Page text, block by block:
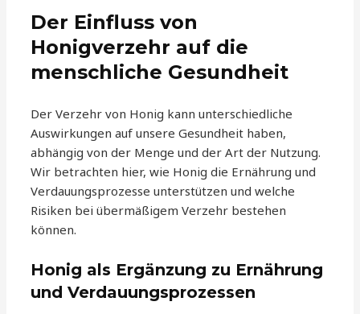
Der Einfluss von
Honigverzehr auf die
menschliche Gesundheit
Der Verzehr von Honig kann unterschiedliche
Auswirkungen auf unsere Gesundheit haben,
abhängig von der Menge und der Art der Nutzung.
Wir betrachten hier, wie Honig die Ernährung und
Verdauungsprozesse unterstützen und welche
Risiken bei übermäßigem Verzehr bestehen
können.
Honig als Ergänzung zu Ernährung
und Verdauungsprozessen